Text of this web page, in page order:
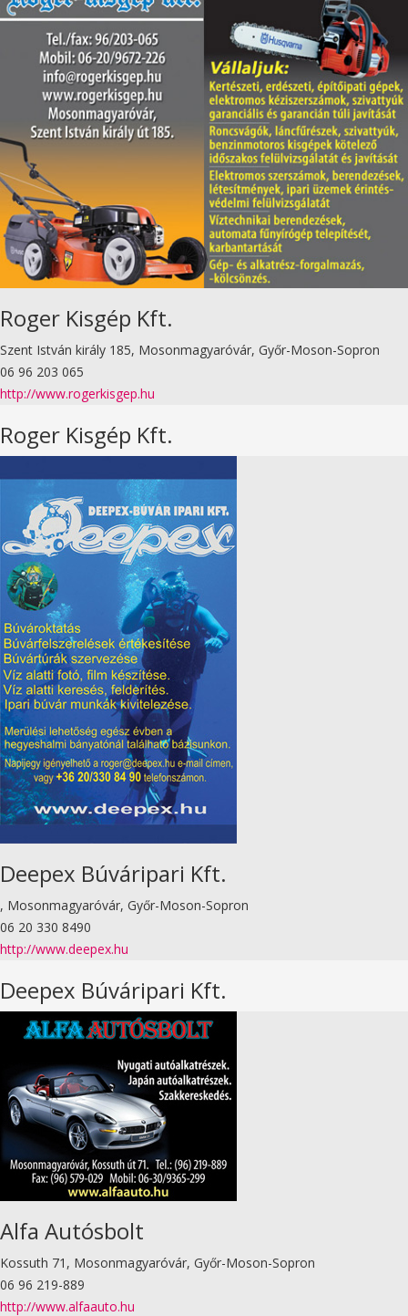
Roger Kisgép Kft.
Szent István király 185, Mosonmagyaróvár, Győr-Moson-Sopron
06 96 203 065
http://www.rogerkisgep.hu
Roger Kisgép Kft.
Deepex Búváripari Kft.
, Mosonmagyaróvár, Győr-Moson-Sopron
06 20 330 8490
http://www.deepex.hu
Deepex Búváripari Kft.
Alfa Autósbolt
Kossuth 71, Mosonmagyaróvár, Győr-Moson-Sopron
06 96 219-889
http://www.alfaauto.hu